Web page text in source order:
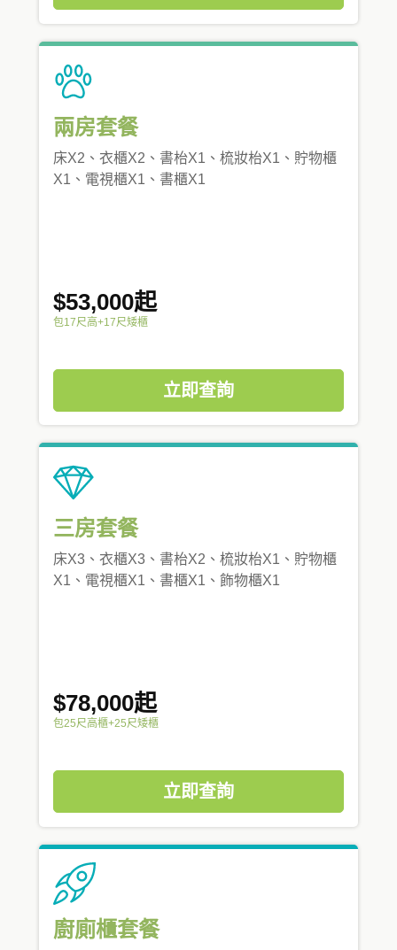
兩房套餐
床X2、衣櫃X2、書枱X1、梳妝枱X1、貯物櫃
X1、電視櫃X1、書櫃X1
$53,000起
包17尺高+17尺矮櫃
立即查詢
三房套餐
床X3、衣櫃X3、書枱X2、梳妝枱X1、貯物櫃
X1、電視櫃X1、書櫃X1、飾物櫃X1
$78,000起
包25尺高櫃+25尺矮櫃
立即查詢
廚廁櫃套餐